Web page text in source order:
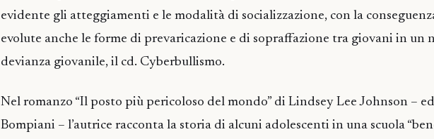
evidente gli atteggiamenti e le modalità di socializzazione, con la
evolute anche le forme di prevaricazione e di sopraffazione tra giovani in un
devianza giovanile, il cd. Cyberbullismo.
Nel romanzo “Il posto più pericoloso del mondo” di Lindsey Lee Johnson –
Bompiani – l’autrice racconta la storia di alcuni adolescenti in una scuola